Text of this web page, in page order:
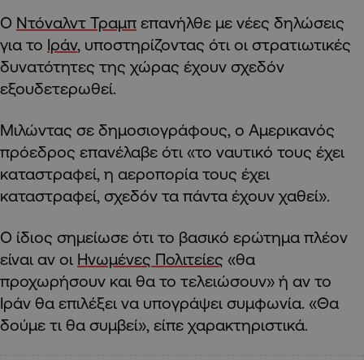
Ο Ντόναλντ Τραμπ επανήλθε με νέες δηλώσεις
για το Ιράν, υποστηρίζοντας ότι οι στρατιωτικές
δυνατότητες της χώρας έχουν σχεδόν
εξουδετερωθεί.
Μιλώντας σε δημοσιογράφους, ο Αμερικανός
πρόεδρος επανέλαβε ότι «το ναυτικό τους έχει
καταστραφεί, η αεροπορία τους έχει
καταστραφεί, σχεδόν τα πάντα έχουν χαθεί».
Ο ίδιος σημείωσε ότι το βασικό ερώτημα πλέον
είναι αν οι Ηνωμένες Πολιτείες «θα
προχωρήσουν και θα το τελειώσουν» ή αν το
Ιράν θα επιλέξει να υπογράψει συμφωνία. «Θα
δούμε τι θα συμβεί», είπε χαρακτηριστικά.